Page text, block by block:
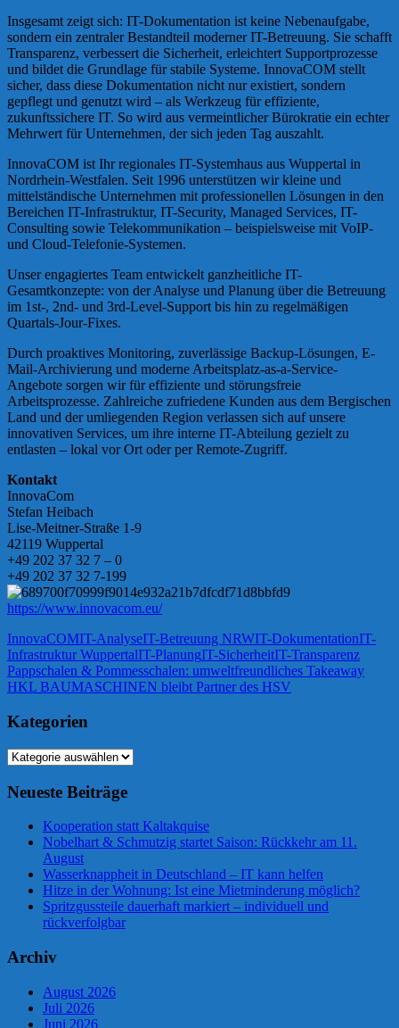
Insgesamt zeigt sich: IT-Dokumentation ist keine Nebenaufgabe,
sondern ein zentraler Bestandteil moderner IT-Betreuung. Sie schafft
Transparenz, verbessert die Sicherheit, erleichtert Supportprozesse
und bildet die Grundlage für stabile Systeme. InnovaCOM stellt
sicher, dass diese Dokumentation nicht nur existiert, sondern
gepflegt und genutzt wird – als Werkzeug für effiziente,
zukunftssichere IT. So wird aus vermeintlicher Bürokratie ein echter
Mehrwert für Unternehmen, der sich jeden Tag auszahlt.
InnovaCOM ist Ihr regionales IT-Systemhaus aus Wuppertal in
Nordrhein-Westfalen. Seit 1996 unterstützen wir kleine und
mittelständische Unternehmen mit professionellen Lösungen in den
Bereichen IT-Infrastruktur, IT-Security, Managed Services, IT-
Consulting sowie Telekommunikation – beispielsweise mit VoIP-
und Cloud-Telefonie-Systemen.
Unser engagiertes Team entwickelt ganzheitliche IT-
Gesamtkonzepte: von der Analyse und Planung über die Betreuung
im 1st-, 2nd- und 3rd-Level-Support bis hin zu regelmäßigen
Quartals-Jour-Fixes.
Durch proaktives Monitoring, zuverlässige Backup-Lösungen, E-
Mail-Archivierung und moderne Arbeitsplatz-as-a-Service-
Angebote sorgen wir für effiziente und störungsfreie
Arbeitsprozesse. Zahlreiche zufriedene Kunden aus dem Bergischen
Land und der umliegenden Region verlassen sich auf unsere
innovativen Services, um ihre interne IT-Abteilung gezielt zu
entlasten – lokal vor Ort oder per Remote-Zugriff.
Kontakt
InnovaCom
Stefan Heibach
Lise-Meitner-Straße 1-9
42119 Wuppertal
+49 202 37 32 7 – 0
+49 202 37 32 7-199
https://www.innovacom.eu/
InnovaCOMIT-AnalyseIT-Betreuung NRWIT-DokumentationIT-
Infrastruktur WuppertalIT-PlanungIT-SicherheitIT-Transparenz
Beitragsnavigation
Vorheriger
Beitrag:
Pappschalen & Pommesschalen: umweltfreundliches Takeaway
Nächster
HKL BAUMASCHINEN bleibt Partner des HSV
Kategorien
Kategorien
Neueste Beiträge
Kooperation statt Kaltakquise
Nobelhart & Schmutzig startet Saison: Rückkehr am 11.
August
Wasserknappheit in Deutschland – IT kann helfen
Hitze in der Wohnung: Ist eine Mietminderung möglich?
Spritzgussteile dauerhaft markiert – individuell und
rückverfolgbar
Archiv
August 2026
Juli 2026
Juni 2026